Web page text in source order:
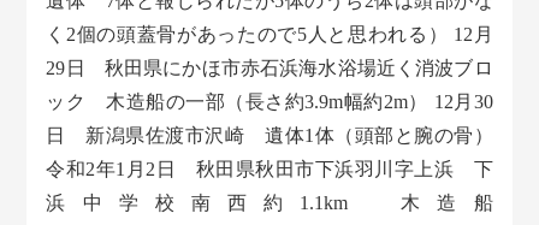
く2個の頭蓋骨があったので5人と思われる） 12月
29日 秋田県にかほ市赤石浜海水浴場近く消波ブロ
ック 木造船の一部（長さ約3.9m幅約2m） 12月30
日 新潟県佐渡市沢崎 遺体1体（頭部と腕の骨）
令和2年1月2日 秋田県秋田市下浜羽川字上浜 下
浜中学校南西約1.1km 木造船